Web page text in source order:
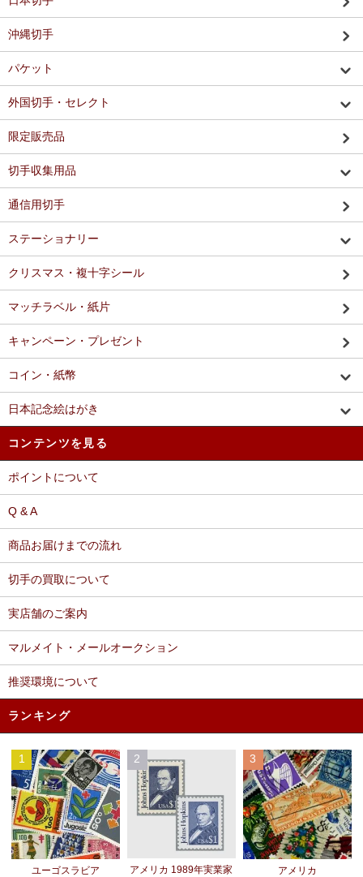
沖縄切手
パケット
外国切手・セレクト
限定販売品
切手収集用品
通信用切手
ステーショナリー
クリスマス・複十字シール
マッチラベル・紙片
キャンペーン・プレゼント
コイン・紙幣
日本記念絵はがき
コンテンツを見る
ポイントについて
Q & A
商品お届けまでの流れ
切手の買取について
実店舗のご案内
マルメイト・メールオークション
推奨環境について
ランキング
1
ユーゴスラビア
2
アメリカ 1989年実業家
3
アメリカ